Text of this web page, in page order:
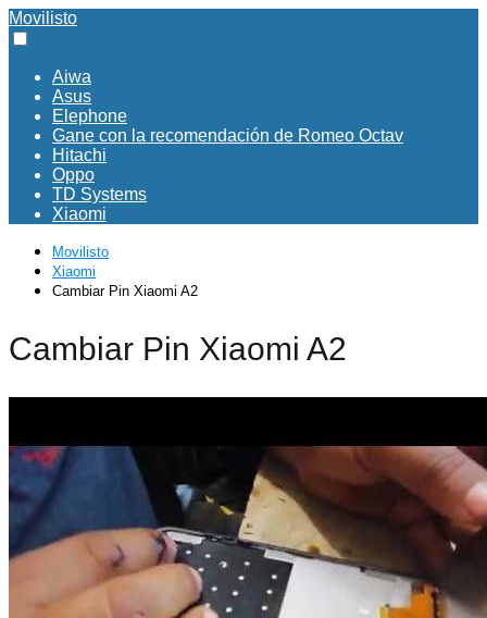
Movilisto
Aiwa
Asus
Elephone
Gane con la recomendación de Romeo Octav
Hitachi
Oppo
TD Systems
Xiaomi
Movilisto
Xiaomi
Cambiar Pin Xiaomi A2
Cambiar Pin Xiaomi A2